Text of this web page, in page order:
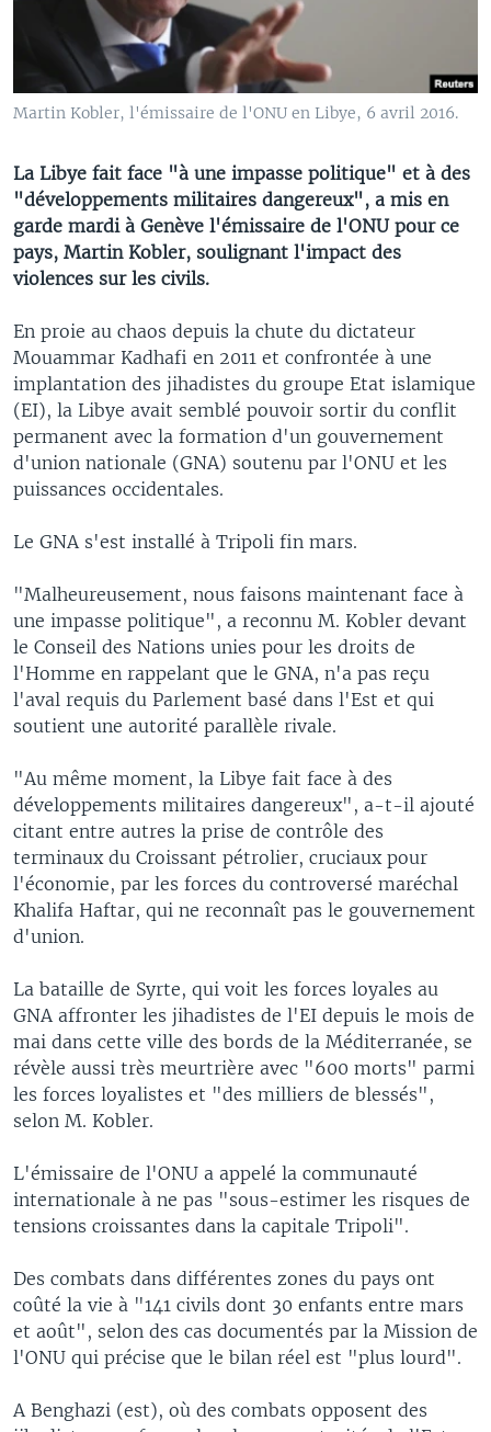
Martin Kobler, l'émissaire de l'ONU en Libye, 6 avril 2016.
La Libye fait face "à une impasse politique" et à des
"développements militaires dangereux", a mis en
garde mardi à Genève l'émissaire de l'ONU pour ce
pays, Martin Kobler, soulignant l'impact des
violences sur les civils.
En proie au chaos depuis la chute du dictateur
Mouammar Kadhafi en 2011 et confrontée à une
implantation des jihadistes du groupe Etat islamique
(EI), la Libye avait semblé pouvoir sortir du conflit
permanent avec la formation d'un gouvernement
d'union nationale (GNA) soutenu par l'ONU et les
puissances occidentales.
Le GNA s'est installé à Tripoli fin mars.
"Malheureusement, nous faisons maintenant face à
une impasse politique", a reconnu M. Kobler devant
le Conseil des Nations unies pour les droits de
l'Homme en rappelant que le GNA, n'a pas reçu
l'aval requis du Parlement basé dans l'Est et qui
soutient une autorité parallèle rivale.
"Au même moment, la Libye fait face à des
développements militaires dangereux", a-t-il ajouté
citant entre autres la prise de contrôle des
terminaux du Croissant pétrolier, cruciaux pour
l'économie, par les forces du controversé maréchal
Khalifa Haftar, qui ne reconnaît pas le gouvernement
d'union.
La bataille de Syrte, qui voit les forces loyales au
GNA affronter les jihadistes de l'EI depuis le mois de
mai dans cette ville des bords de la Méditerranée, se
révèle aussi très meurtrière avec "600 morts" parmi
les forces loyalistes et "des milliers de blessés",
selon M. Kobler.
L'émissaire de l'ONU a appelé la communauté
internationale à ne pas "sous-estimer les risques de
tensions croissantes dans la capitale Tripoli".
Des combats dans différentes zones du pays ont
coûté la vie à "141 civils dont 30 enfants entre mars
et août", selon des cas documentés par la Mission de
l'ONU qui précise que le bilan réel est "plus lourd".
A Benghazi (est), où des combats opposent des